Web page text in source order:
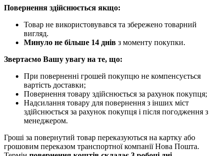
Повернення здійснюється якщо:
Товар не використовувався та збережено товарний
вигляд.
Минуло не більше 14 днів з моменту покупки.
Звертаємо Вашу увагу на те, що:
При поверненні грошей покупцю не компенсується
вартість доставки;
Повернення товару здійснюється за рахунок покупця;
Надсилання товару для повернення з інших міст
здійснюється за рахунок покупця і після погодження з
менеджером.
Гроші за повернутий товар переказуються на картку або
грошовим переказом транспортної компанії Нова Пошта.